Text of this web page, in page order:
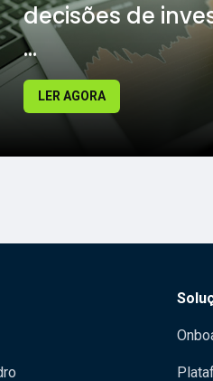
decisões de
...
LER AGORA